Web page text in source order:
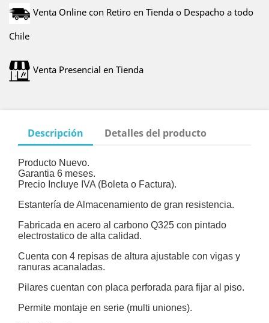
Venta Online con Retiro en Tienda o Despacho a todo
Chile
Venta Presencial en Tienda
Descripción Detalles del producto
Producto Nuevo.
Garantia 6 meses.
Precio Incluye IVA (Boleta o Factura).
Estantería de Almacenamiento de gran resistencia.
Fabricada en acero al carbono Q325 con pintado
electrostatico de alta calidad.
Cuenta con 4 repisas de altura ajustable con vigas y
ranuras acanaladas.
Pilares cuentan con placa perforada para fijar al piso.
Permite montaje en serie (multi uniones).